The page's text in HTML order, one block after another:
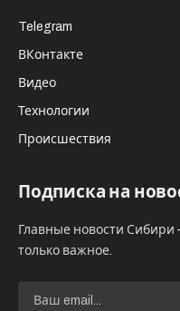
Telegram
ВКонтакте
Видео
Технологии
Происшествия
Подписка на
Главные новости Сибири
только важное.